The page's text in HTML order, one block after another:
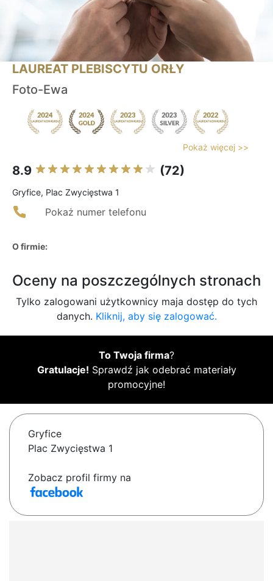
LAUREAT PLEBISCYTU ORŁY
Foto-Ewa
Pokaż więcej >>
8.9 (72)
Gryfice, Plac Zwycięstwa 1
Pokaż numer telefonu
O firmie:
Oceny na poszczególnych stronach
Tylko zalogowani użytkownicy maja dostęp do tych
danych. Kliknij, aby się zalogować.
To Twoja firma?
Gratulacje! Sprawdź jak odebrać materiały
promocyjne!
Gryfice
Plac Zwycięstwa 1
Zobacz profil firmy na